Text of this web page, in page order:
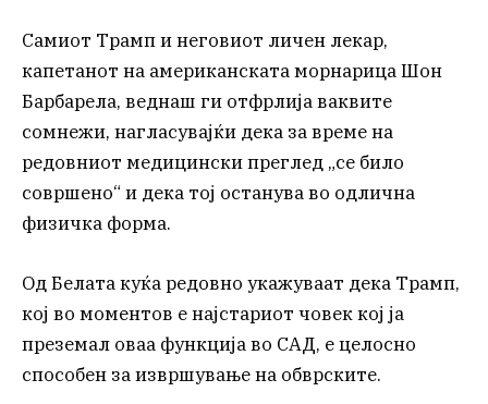
Самиот Трамп и неговиот личен лекар,
капетанот на американската морнарица Шон
Барбарела, веднаш ги отфрлија ваквите
сомнежи, нагласувајќи дека за време на
редовниот медицински преглед „се било
совршено“ и дека тој останува во одлична
физичка форма.
Од Белата куќа редовно укажуваат дека Трамп,
кој во моментов е најстариот човек кој ја
преземал оваа функција во САД, е целосно
способен за извршување на обврските.